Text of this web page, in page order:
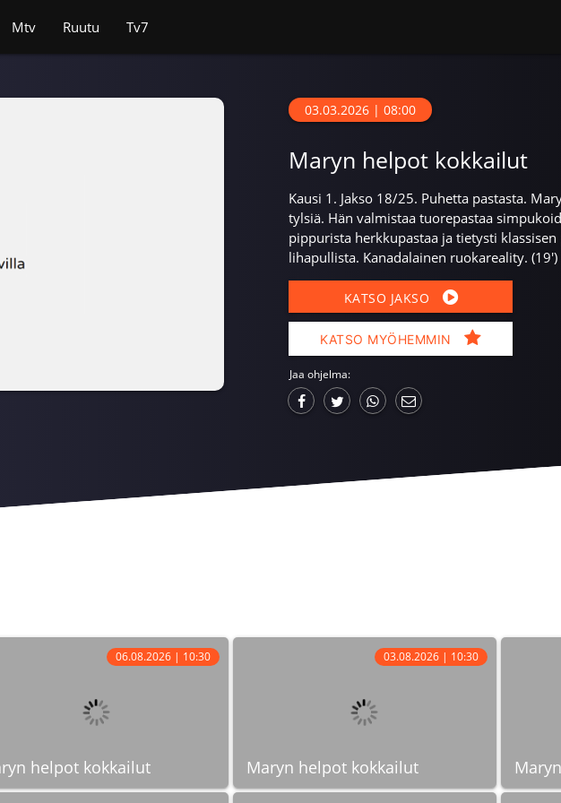
Mtv Ruutu Tv7
03.03.2026 | 08:00
Maryn helpot kokkailut
Kausi 1. Jakso 18/25. Puhetta pastasta.
tylsiä. Hän valmistaa tuorepastaa
pippurista herkkupastaa ja tietysti
lihapullista. Kanadalainen ruokareality. (19')
KATSO JAKSO
KATSO MYÖHEMMIN
Jaa ohjelma:
helpot kokkailut
06.08.2026 | 10:30
Maryn helpot kokkailut
03.08.2026 | 10:30